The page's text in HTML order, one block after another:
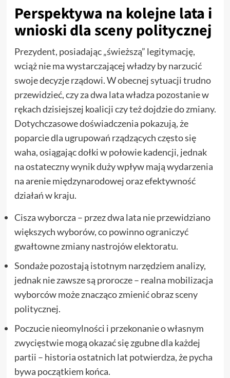
Perspektywa na kolejne lata i
wnioski dla sceny politycznej
Prezydent, posiadając „świeższą” legitymację,
wciąż nie ma wystarczającej władzy by narzucić
swoje decyzje rządowi. W obecnej sytuacji trudno
przewidzieć, czy za dwa lata władza pozostanie w
rękach dzisiejszej koalicji czy też dojdzie do zmiany.
Dotychczasowe doświadczenia pokazują, że
poparcie dla ugrupowań rządzących często się
waha, osiągając dołki w połowie kadencji, jednak
na ostateczny wynik duży wpływ mają wydarzenia
na arenie międzynarodowej oraz efektywność
działań w kraju.
Cisza wyborcza – przez dwa lata nie przewidziano
większych wyborów, co powinno ograniczyć
gwałtowne zmiany nastrojów elektoratu.
Sondaże pozostają istotnym narzędziem analizy,
jednak nie zawsze są prorocze – realna mobilizacja
wyborców może znacząco zmienić obraz sceny
politycznej.
Poczucie nieomylności i przekonanie o własnym
zwycięstwie mogą okazać się zgubne dla każdej
partii – historia ostatnich lat potwierdza, że pycha
bywa początkiem końca.